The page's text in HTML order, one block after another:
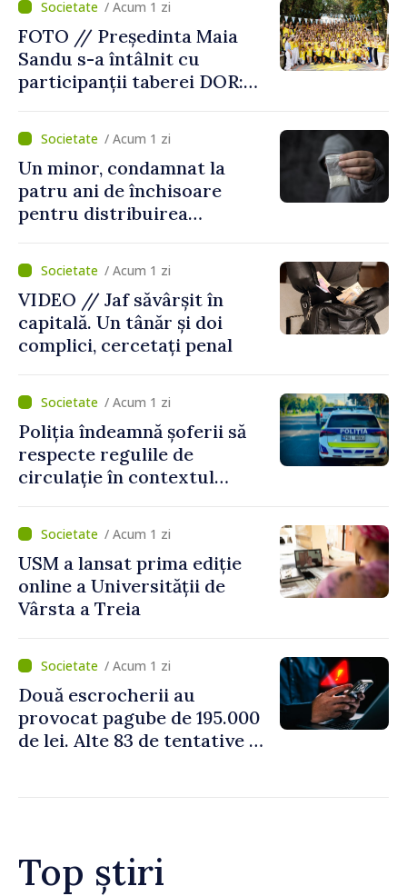
/ Acum 1 zi
FOTO // Președinta Maia
Sandu s-a întâlnit cu
participanții taberei DOR:
noastră rămâne puternică”
/ Acum 1 zi
Un minor, condamnat la
patru ani de închisoare
pentru distribuirea
/ Acum 1 zi
VIDEO // Jaf săvârșit în
capitală. Un tânăr și doi
complici, cercetați penal
/ Acum 1 zi
Poliția îndeamnă șoferii să
respecte regulile de
circulație în contextul
perioada concediilor
/ Acum 1 zi
USM a lansat prima ediție
online a Universității de
Vârsta a Treia
/ Acum 1 zi
Două escrocherii au
provocat pagube de 195.000
de lei. Alte 83 de tentative au
Top știri